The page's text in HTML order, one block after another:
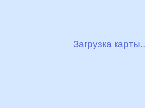
Загрузка